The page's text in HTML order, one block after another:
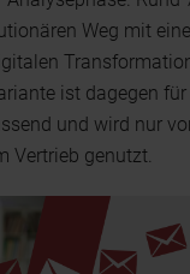
Weg mit
ist dagegen
und wird nur
Vertrieb genutzt.